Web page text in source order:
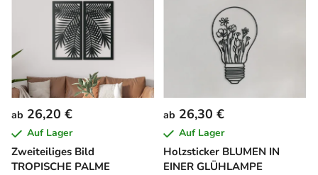
Zweiteiliges Bild
TROPISCHE PALME
ab 26,20 €
Auf Lager
Holzsticker BLUMEN IN
EINER GLÜHLAMPE
ab 26,30 €
Auf Lager